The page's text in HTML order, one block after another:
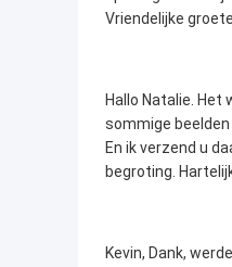
Vriendelijke
Hallo Natalie.
sommige
En ik verzend u
begroting.
Kevin, Dank,